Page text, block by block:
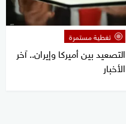
تغطية مستمرة
التصعيد بين أميركا وإيران.. آخر
الأخبار